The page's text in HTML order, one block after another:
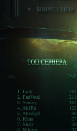
БОНУС L2TOP
Ник PvP
1. Link
261
2. PanVetal
211
3. Sensey
162
4. Ak1Ra
122
5. AlterEg0
90
6. Khan
57
7. Shalt
50
8. Nikitos
32